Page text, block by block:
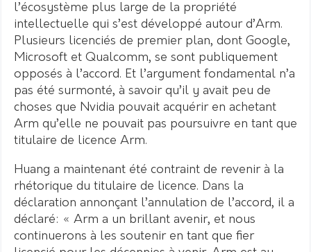
l’écosystème plus large de la propriété
intellectuelle qui s’est développé autour d’Arm.
Plusieurs licenciés de premier plan, dont Google,
Microsoft et Qualcomm, se sont publiquement
opposés à l’accord. Et l’argument fondamental n’a
pas été surmonté, à savoir qu’il y avait peu de
choses que Nvidia pouvait acquérir en achetant
Arm qu’elle ne pouvait pas poursuivre en tant que
titulaire de licence Arm.
Huang a maintenant été contraint de revenir à la
rhétorique du titulaire de licence. Dans la
déclaration annonçant l’annulation de l’accord, il a
déclaré: « Arm a un brillant avenir, et nous
continuerons à les soutenir en tant que fier